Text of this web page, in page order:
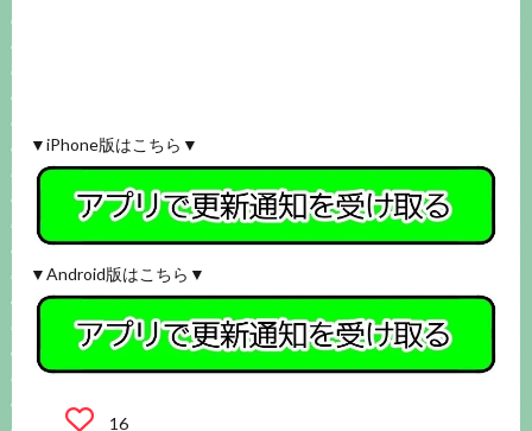
▼iPhone版はこちら▼
▼Android版はこちら▼
16